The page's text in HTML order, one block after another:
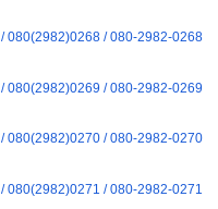
080(2982)0268 / 080-2982-0268
080(2982)0269 / 080-2982-0269
080(2982)0270 / 080-2982-0270
080(2982)0271 / 080-2982-0271